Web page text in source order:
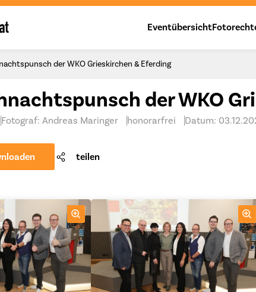
Eventübersicht
der WKO Grieskirchen & Eferding
der WKO
Fotograf: Andreas Maringer honorarfrei Datum:
teilen